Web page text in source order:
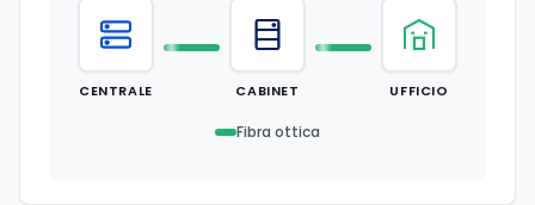
CENTRALE CABINET UFFICIO
Fibra ottica